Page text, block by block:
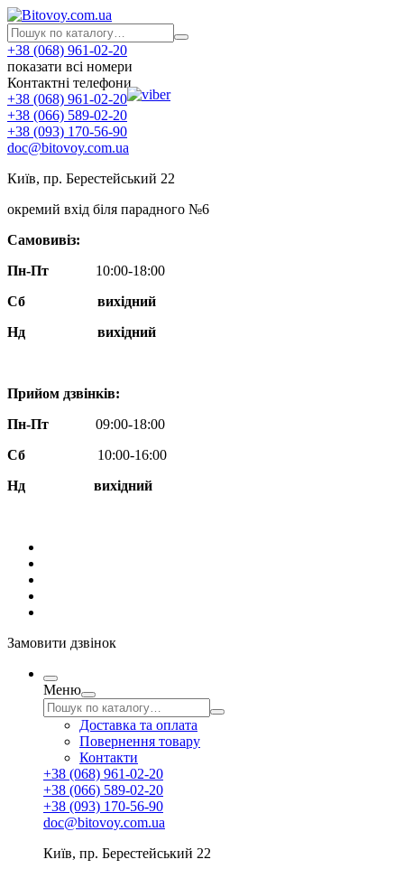
+38 (068) 961-02-20
показати всі номери
Контактні телефони
+38 (068) 961-02-20
+38 (066) 589-02-20
+38 (093) 170-56-90
doc@bitovoy.com.ua
Київ, пр. Берестейський 22
окремий вхід біля парадного №6
Самовивіз:
Пн-Пт
10:00-18:00
Сб
вихідний
Нд
вихідний
Прийом дзвінків:
Пн-Пт
09:00-18:00
Сб
10:00-16:00
Нд вихідний
Замовити дзвінок
Меню
Доставка та оплата
Повернення товару
Контакти
+38 (068) 961-02-20
+38 (066) 589-02-20
+38 (093) 170-56-90
doc@bitovoy.com.ua
Київ, пр. Берестейський 22